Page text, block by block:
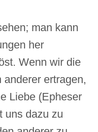
man kann
her
Wenn wir die
ertragen,
Liebe (Epheser
uns dazu zu